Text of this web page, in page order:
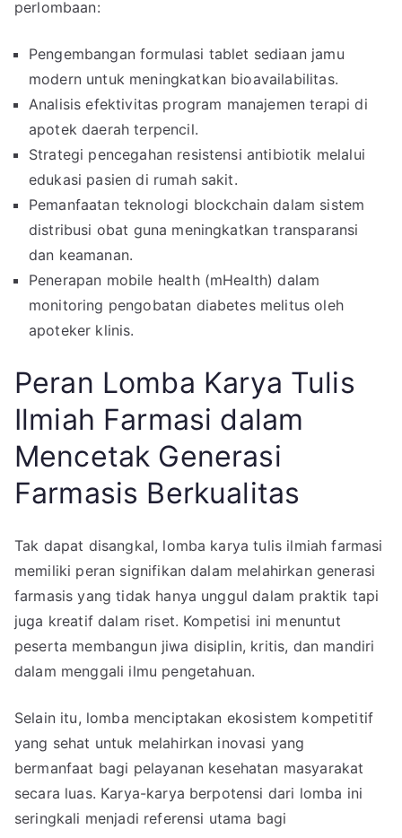
perlombaan:
Pengembangan formulasi tablet sediaan jamu
modern untuk meningkatkan bioavailabilitas.
Analisis efektivitas program manajemen terapi di
apotek daerah terpencil.
Strategi pencegahan resistensi antibiotik melalui
edukasi pasien di rumah sakit.
Pemanfaatan teknologi blockchain dalam sistem
distribusi obat guna meningkatkan transparansi
dan keamanan.
Penerapan mobile health (mHealth) dalam
monitoring pengobatan diabetes melitus oleh
apoteker klinis.
Peran Lomba Karya Tulis
Ilmiah Farmasi dalam
Mencetak Generasi
Farmasis Berkualitas
Tak dapat disangkal, lomba karya tulis ilmiah farmasi
memiliki peran signifikan dalam melahirkan generasi
farmasis yang tidak hanya unggul dalam praktik tapi
juga kreatif dalam riset. Kompetisi ini menuntut
peserta membangun jiwa disiplin, kritis, dan mandiri
dalam menggali ilmu pengetahuan.
Selain itu, lomba menciptakan ekosistem kompetitif
yang sehat untuk melahirkan inovasi yang
bermanfaat bagi pelayanan kesehatan masyarakat
secara luas. Karya-karya berpotensi dari lomba ini
seringkali menjadi referensi utama bagi